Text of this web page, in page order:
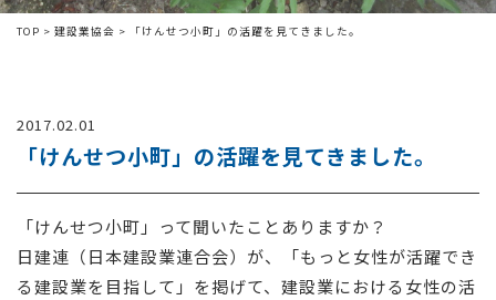
私たちについて
コンテンツ
採用情報
お問い合わせ
TOP > 建設業協会 > 「けんせつ小町」の活躍を見てきました。
2017.02.01
「けんせつ小町」の活躍を見てきました。
「けんせつ小町」って聞いたことありますか？
日建連（日本建設業連合会）が、「もっと女性が活躍でき
る建設業を目指して」を掲げて、建設業における女性の活